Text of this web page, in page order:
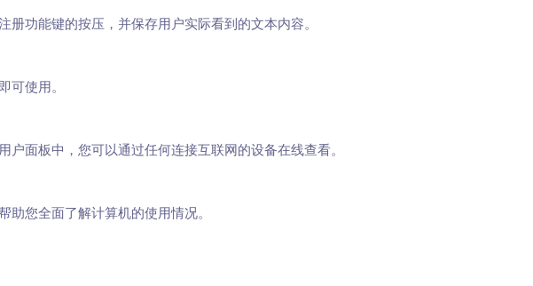
册功能键的按压，并保存用户实际看到的文本内容。
可使用。
户面板中，您可以通过任何连接互联网的设备在线查看。
助您全面了解计算机的使用情况。